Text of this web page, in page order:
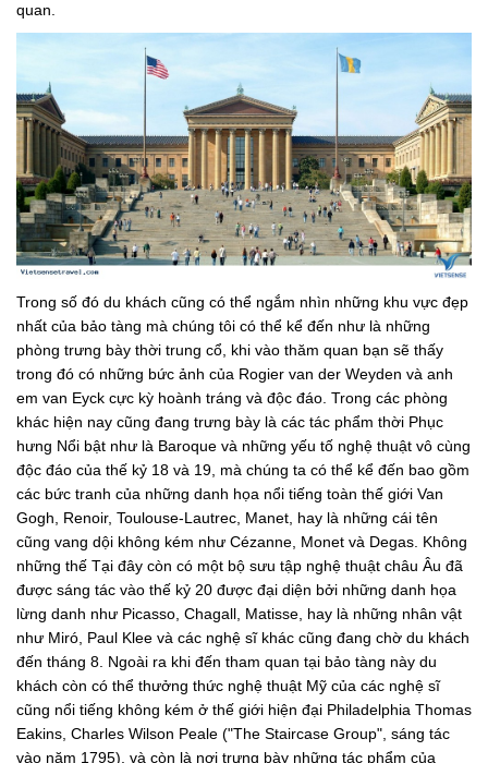
quan.
Trong số đó du khách cũng có thể ngắm nhìn những khu vực đẹp
nhất của bảo tàng mà chúng tôi có thể kể đến như là những
phòng trưng bày thời trung cổ, khi vào thăm quan bạn sẽ thấy
trong đó có những bức ảnh của Rogier van der Weyden và anh
em van Eyck cực kỳ hoành tráng và độc đáo. Trong các phòng
khác hiện nay cũng đang trưng bày là các tác phẩm thời Phục
hưng Nổi bật như là Baroque và những yếu tố nghệ thuật vô cùng
độc đáo của thế kỷ 18 và 19, mà chúng ta có thể kể đến bao gồm
các bức tranh của những danh họa nổi tiếng toàn thế giới Van
Gogh, Renoir, Toulouse-Lautrec, Manet, hay là những cái tên
cũng vang dội không kém như Cézanne, Monet và Degas. Không
những thế Tại đây còn có một bộ sưu tập nghệ thuật châu Âu đã
được sáng tác vào thế kỷ 20 được đại diện bởi những danh họa
lừng danh như Picasso, Chagall, Matisse, hay là những nhân vật
như Miró, Paul Klee và các nghệ sĩ khác cũng đang chờ du khách
đến tháng 8. Ngoài ra khi đến tham quan tại bảo tàng này du
khách còn có thể thưởng thức nghệ thuật Mỹ của các nghệ sĩ
cũng nổi tiếng không kém ở thế giới hiện đại Philadelphia Thomas
Eakins, Charles Wilson Peale ("The Staircase Group", sáng tác
vào năm 1795), và còn là nơi trưng bày những tác phẩm của